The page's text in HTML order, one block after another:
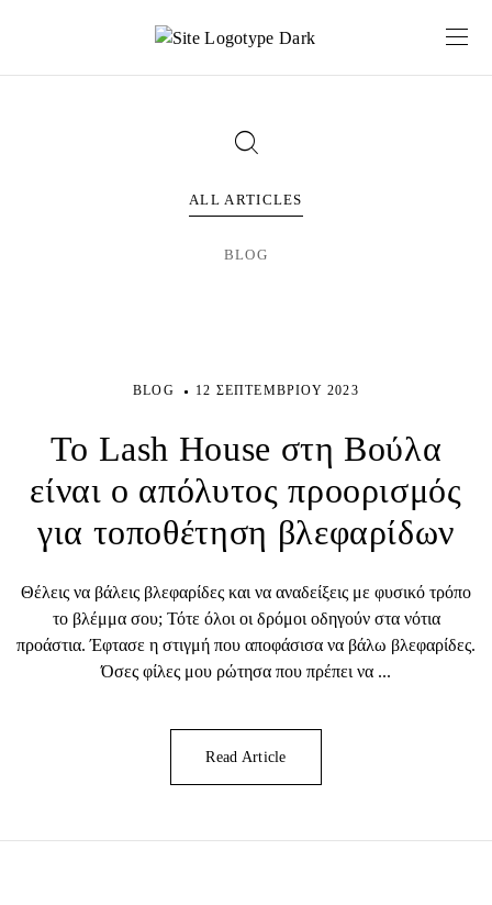
ALL ARTICLES
BLOG
BLOG 12 ΣΕΠΤΕΜΒΡΊΟΥ 2023
Το Lash House στη Βούλα
είναι ο απόλυτος προορισμός
για τοποθέτηση βλεφαρίδων
Θέλεις να βάλεις βλεφαρίδες και να αναδείξεις με φυσικό τρόπο
το βλέμμα σου; Τότε όλοι οι δρόμοι οδηγούν στα νότια
προάστια. Έφτασε η στιγμή που αποφάσισα να βάλω βλεφαρίδες.
Όσες φίλες μου ρώτησα που πρέπει να ...
Read Article